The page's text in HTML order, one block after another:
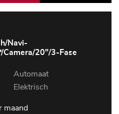
Navi-
Camera/20"/3-Fase
Automaat
Elektrisch
maand